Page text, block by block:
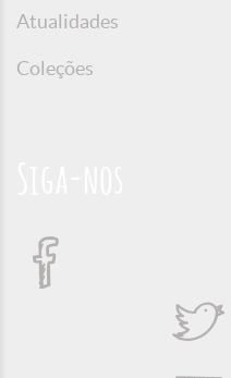
Atualidades
Coleções